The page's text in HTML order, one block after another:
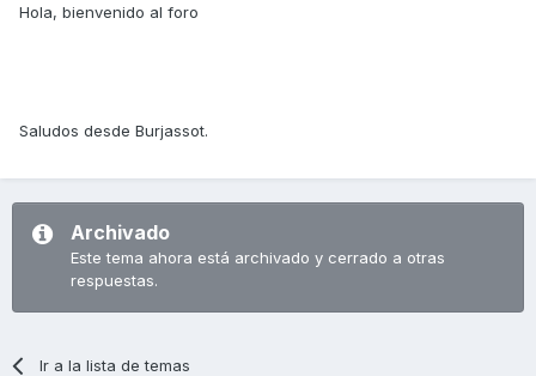
Hola, bienvenido al foro
Saludos desde Burjassot.
Archivado
Este tema ahora está archivado y cerrado a otras
respuestas.
Ir a la lista de temas